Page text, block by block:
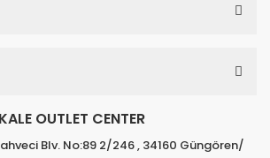
KALE OUTLET CENTER
Blv. No:89 2/246 , 34160 Güngören/